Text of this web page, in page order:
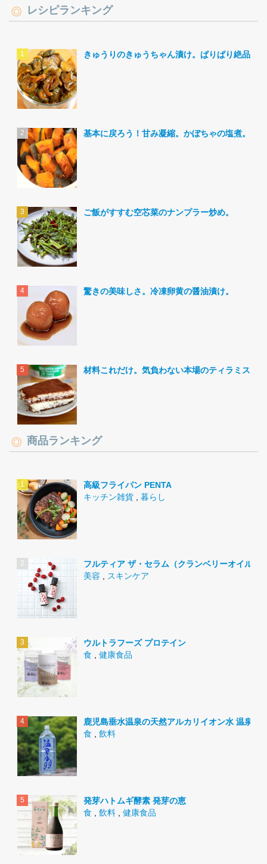
レシピランキング
きゅうりのきゅうちゃん漬け。ぱりぱり絶品。
基本に戻ろう！甘み凝縮。かぼちゃの塩煮。
ご飯がすすむ空芯菜のナンプラー炒め。
驚きの美味しさ。冷凍卵黄の醤油漬け。
材料これだけ。気負わない本場のティラミス。
商品ランキング
高級フライパン PENTA
キッチン雑貨
暮らし
フルティア ザ・セラム（クランベリーオイル）
美容
スキンケア
ウルトラフーズ プロテイン
食
健康食品
鹿児島垂水温泉の天然アルカリイオン水 温泉水
食
飲料
発芽ハトムギ酵素 発芽の恵
食
飲料 健康食品